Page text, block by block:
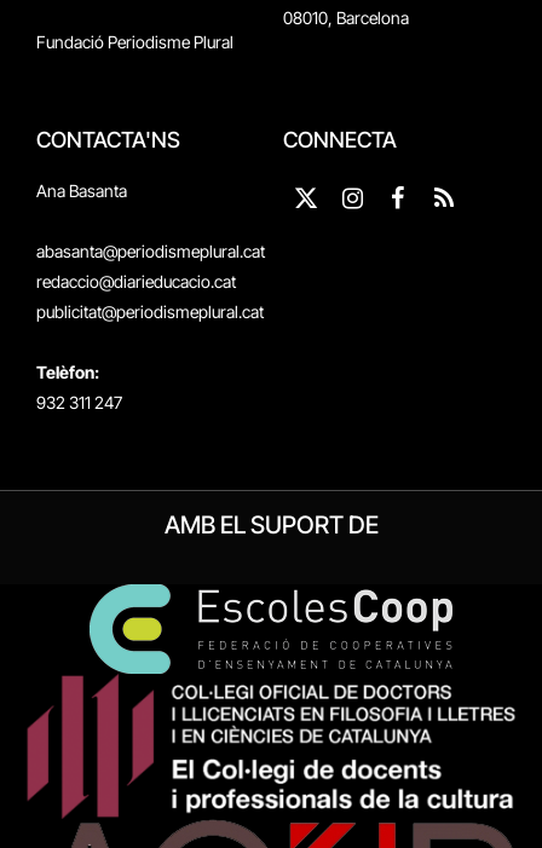
Fundació Periodisme Plural
08010, Barcelona
CONTACTA'NS
Ana Basanta
abasanta@periodismeplural.cat
redaccio@diarieducacio.cat
publicitat@periodismeplural.cat
Telèfon:
932 311 247
CONNECTA
X
InstagramFacebook
RSS
AMB EL SUPORT DE